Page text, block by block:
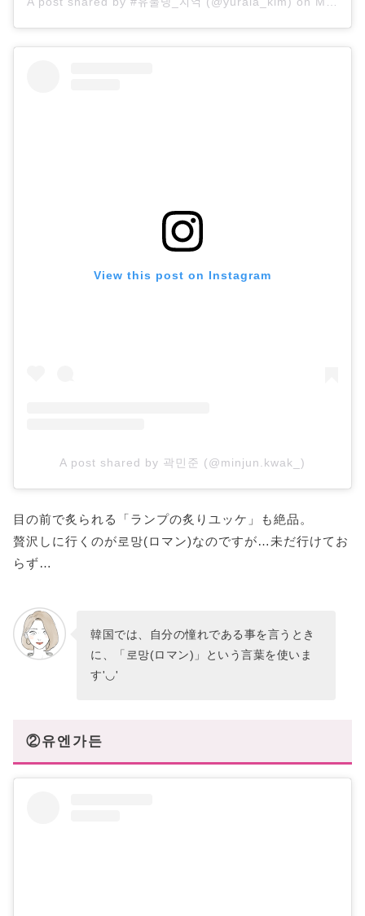
View this post on Instagram
A post shared by 곽민준 (@minjun.kwak_)
目の前で炙られる「ランプの炙りユッケ」も絶品。
贅沢しに行くのが로망(ロマン)なのですが…未だ行けてお
らず…
韓国では、自分の憧れである事を言うとき
に、「로망(ロマン)」という言葉を使いま
す'◡'
②유엔가든